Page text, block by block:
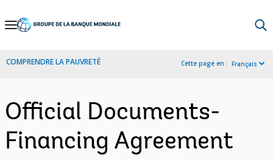
Skip
Navigation
COMPRENDRE LA PAUVRETÉ Cette page en : Français
Official Documents-
Financing Agreement